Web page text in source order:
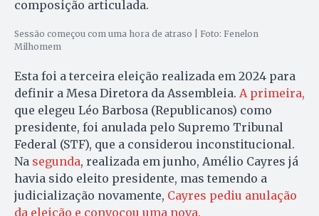
composição articulada.
Sessão começou com uma hora de atraso | Foto: Fenelon
Milhomem
Esta foi a terceira eleição realizada em 2024 para
definir a Mesa Diretora da Assembleia. A primeira,
que elegeu Léo Barbosa (Republicanos) como
presidente, foi anulada pelo Supremo Tribunal
Federal (STF), que a considerou inconstitucional.
Na segunda, realizada em junho, Amélio Cayres já
havia sido eleito presidente, mas temendo a
judicialização novamente, Cayres pediu anulação
da eleição e convocou uma nova.